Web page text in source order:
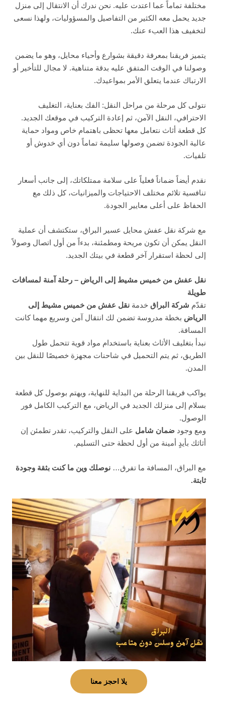
مختلفة تماماً عما اعتدت عليه. نحن ندرك أن الانتقال إلى منزل
جديد يحمل معه الكثير من التفاصيل والمسؤوليات، ولهذا نسعى
لتخفيف هذا العبء عنك.
يتميز فريقنا بمعرفة دقيقة بشوارع وأحياء محايل، وهو ما يضمن
وصولنا في الوقت المتفق عليه بدقة متناهية. لا مجال للتأخير أو
الارتباك عندما يتعلق الأمر بمواعيدك.
نتولى كل مرحلة من مراحل النقل: الفك بعناية، التغليف
الاحترافي، النقل الآمن، ثم إعادة التركيب في موقعك الجديد.
كل قطعة أثاث نتعامل معها تحظى باهتمام خاص ومواد حماية
عالية الجودة تضمن وصولها سليمة تماماً دون أي خدوش أو
تلفيات.
نقدم أيضاً ضماناً فعلياً على سلامة ممتلكاتك، إلى جانب أسعار
تنافسية تلائم مختلف الاحتياجات والميزانيات، كل ذلك مع
الحفاظ على أعلى معايير الجودة.
مع شركة نقل عفش محايل عسير البراق، ستكتشف أن عملية
النقل يمكن أن تكون مريحة ومطمئنة، بدءاً من أول اتصال وصولاً
إلى لحظة استقرار آخر قطعة في بيتك الجديد.
نقل عفش من خميس مشيط إلى الرياض – رحلة آمنة لمسافات
طويلة
تقدّم شركة البراق خدمةنقل عفش من خميس مشيط إلى
الرياض بخطة مدروسة تضمن لك انتقال آمن وسريع مهما كانت
المسافة.
نبدأ بتغليف الأثاث بعناية باستخدام مواد قوية تتحمل طول
الطريق، ثم يتم التحميل في شاحنات مجهزة خصيصًا للنقل بين
المدن.
يواكب فريقنا الرحلة من البداية للنهاية، ويهتم بوصول كل قطعة
بسلام إلى منزلك الجديد في الرياض، مع التركيب الكامل فور
الوصول.
ومع وجودضمان شامل على النقل والتركيب، تقدر تطمئن إن
أثاثك بأيدٍ أمينة من أول لحظة حتى التسليم.
مع البراق، المسافة ما تفرق…نوصلك وين ما كنت بثقة وجودة
ثابتة.
يلا احجز معنا